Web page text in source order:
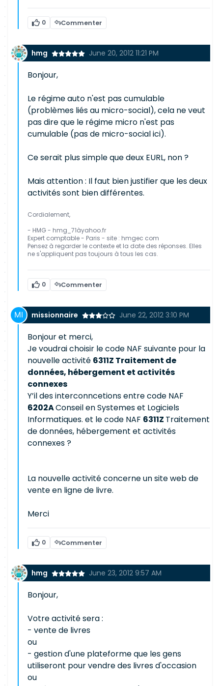
0 Commenter
hmg June 20, 2012 11:21 PM
Bonjour,
Le régime auto n'est pas cumulable
(problèmes liés au micro-social), cela ne veut
pas dire que le régime micro n'est pas
cumulable (pas de micro-social ici).
Ce serait plus simple que deux EURL, non ?
Mais attention : Il faut bien justifier que les deux
activités sont bien différentes.
Cordialement,
- HMG - hmg_71àyahoo.fr
Expert comptable - Paris - site : hmgec com
Pensez à regarder le contexte et la date des réponses. Elles
ne s'appliquent pas toujours à tous les cas.
0 Commenter
missionnaire June 22, 2012 3:10 PM
Bonjour et merci,
Je voudrai choisir le code NAF suivante pour la
nouvelle activité 6311Z Traitement de
données, hébergement et activités
connexes
Y’il des interconncetions entre code NAF
6202AConseil en Systemes et Logiciels
Informatiques. et le code NAF 6311Z Traitement
de données, hébergement et activités
connexes ?
La nouvelle activité concerne un site web de
vente en ligne de livre.
Merci
0 Commenter
hmg June 23, 2012 9:57 AM
Bonjour,
Votre activité sera :
- vente de livres
ou
- gestion d'une plateforme que les gens
utiliseront pour vendre des livres d'occasion
ou